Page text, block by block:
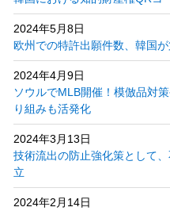
2024年5月8日
欧州での特許出願件数、韓国が
2024年4月9日
ソウルでMLB開催！模倣品対
り組みも活発化
2024年3月13日
技術流出の防止強化策として
立
2024年2月14日